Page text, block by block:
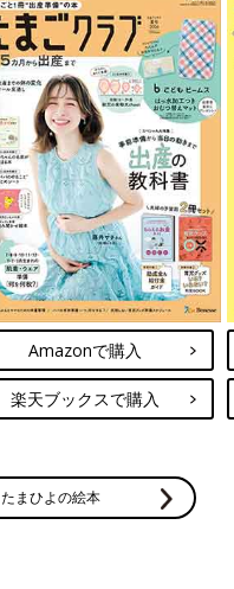
Amazonで購入
楽天ブックスで購入
たまひよの絵本